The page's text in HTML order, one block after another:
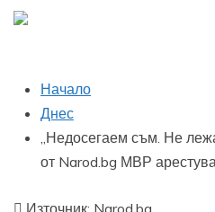
Начало
Днес
„Недосегаем съм. Не
от Narod.bg МВР
Източник: Narod.bg